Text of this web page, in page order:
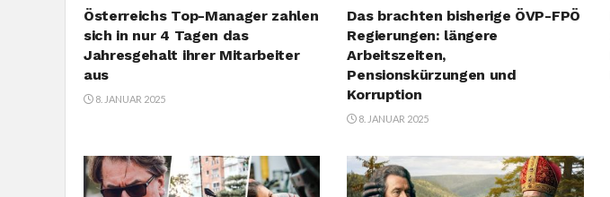
Österreichs Top-Manager zahlen
sich in nur 4 Tagen das
Jahresgehalt ihrer Mitarbeiter
aus
8. JANUAR 2025
Das brachten bisherige ÖVP-FPÖ
Regierungen: längere
Arbeitszeiten,
Pensionskürzungen und
Korruption
8. JANUAR 2025